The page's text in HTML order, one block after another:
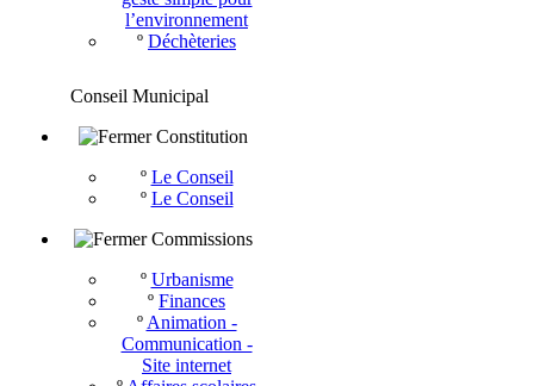
l’environnement
º Déchèteries
Conseil Municipal
Constitution
º Le Conseil
º Le Conseil
Commissions
º Urbanisme
º Finances
º Animation -
Communication -
Site internet